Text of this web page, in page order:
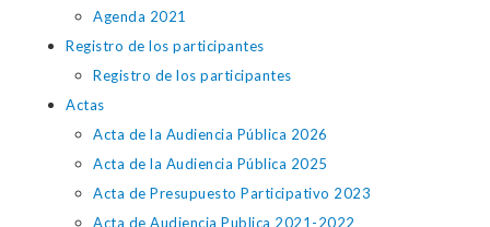
Agenda 2021
Registro de los participantes
Registro de los participantes
Actas
Acta de la Audiencia Pública 2026
Acta de la Audiencia Pública 2025
Acta de Presupuesto Participativo 2023
Acta de Audiencia Publica 2021-2022